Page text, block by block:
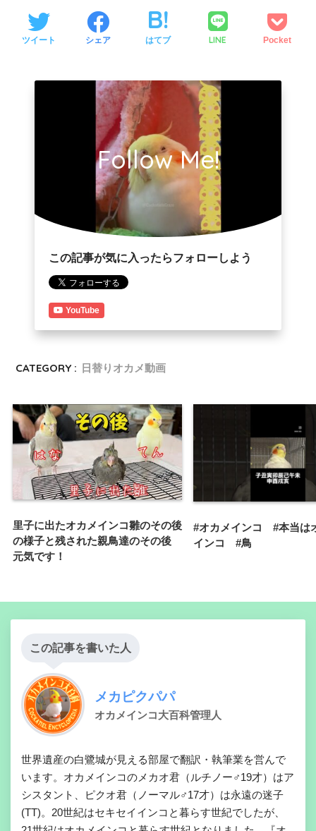
ツイート シェア はてブ LINE Pocket
Follow Me!
この記事が気に入ったらフォローしよう
YouTube
CATEGORY : 日替りオカメ動画
里子に出たオカメインコ雛のその後
の様子と残された親鳥達のその後
元気です！
#オカメインコ #本当
インコ #鳥
この記事を書いた人
メカピクパパ
オカメインコ大百科管理人
世界遺産の白鷺城が見える部屋で翻訳・執筆業を営んで
います。オカメインコのメカオ君（ルチノー♂19才）はア
シスタント、ピクオ君（ノーマル♂17才）は永遠の迷子
(TT)。20世紀はセキセイインコと暮らす世紀でしたが、